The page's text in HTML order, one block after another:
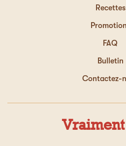
Recettes
FAQ
Bulletin
Contactez-